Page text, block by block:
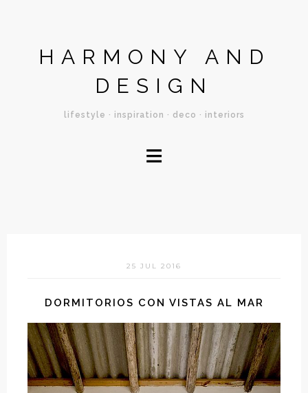
HARMONY AND
DESIGN
lifestyle · inspiration · deco · interiors
≡
25 JUL 2016
DORMITORIOS CON VISTAS AL MAR